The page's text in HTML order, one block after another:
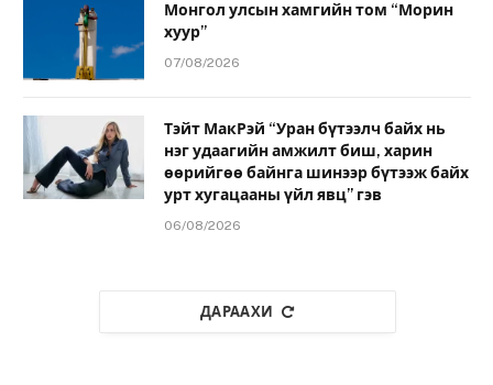
Монгол улсын хамгийн том “Морин
хуур”
07/08/2026
Тэйт МакРэй “Уран бүтээлч байх нь
нэг удаагийн амжилт биш, харин
өөрийгөө байнга шинээр бүтээж байх
урт хугацааны үйл явц” гэв
06/08/2026
ДАРААХИ